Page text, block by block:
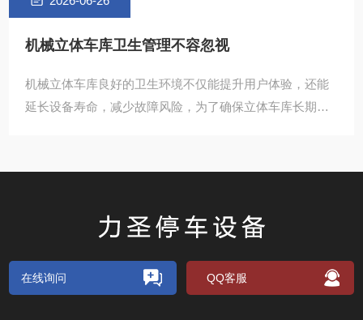
机械立体车库卫生管理不容忽视
机械立体车库良好的卫生环境不仅能提升用户体验，还能
延长设备寿命，减少故障风险，为了确保立体车库长期高
在线询问 QQ客服